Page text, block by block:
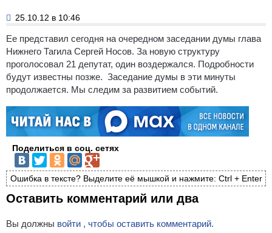
25.10.12 в 10:46
Ее представил сегодня на очередном заседании думы глава
Нижнего Тагила Сергей Носов. За новую структуру
проголосовал 21 депутат, один воздержался. Подробности
будут известны позже. Заседание думы в эти минуты
продолжается. Мы следим за развитием событий.
Поделиться в соц. сетях
Ошибка в тексте? Выделите её мышкой и нажмите: Ctrl + Enter
Оставить комментарий или два
Вы должны войти , чтобы оставить комментарий.